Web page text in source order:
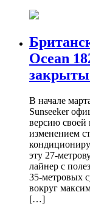
Ocean
В начале
Sunseeker
версию своей
изменением
эту 27-
лайнер с
35-метровых
вокруг
[…]